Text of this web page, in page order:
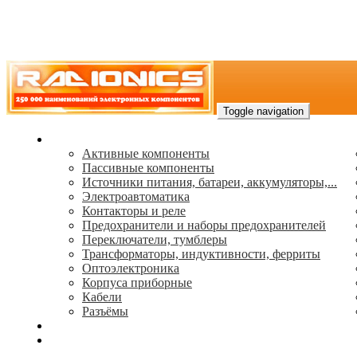
Toggle navigation
Активные компоненты
Пассивные компоненты
Источники питания, батареи, аккумуляторы,...
Электроавтоматика
Контакторы и реле
Предохранители и наборы предохранителей
Переключатели, тумблеры
Трансформаторы, индуктивности, ферриты
Oптоэлектроника
Корпуса приборные
Кабели
Разъёмы